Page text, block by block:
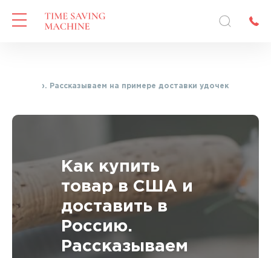
в Россию. Рассказываем на примере доставки удочек
Как купить
товар в США и
доставить в
Россию.
Рассказываем